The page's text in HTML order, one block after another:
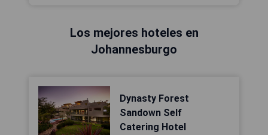
Los mejores hoteles en
Johannesburgo
Dynasty Forest
Sandown Self
Catering Hotel